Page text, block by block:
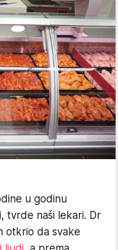
u godinu
tvrde naši lekari. Dr
otkrio da svake